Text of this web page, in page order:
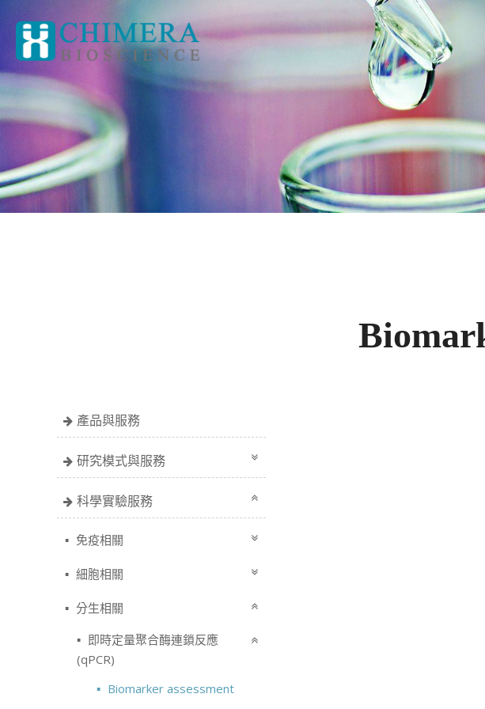
產品與服務
研究模式與服務
科學實驗服務
免疫相關
細胞相關
分生相關
即時定量聚合酶連鎖反應
(qPCR)
Biomarker assessment